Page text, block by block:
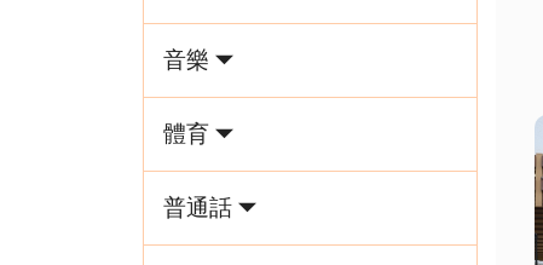
音樂
體育
普通話